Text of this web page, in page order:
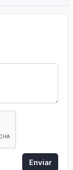
Enviar